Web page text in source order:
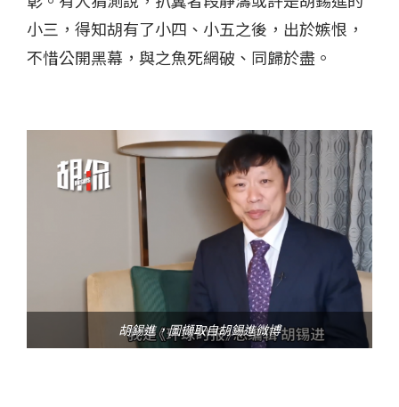
小三，得知胡有了小四、小五之後，出於嫉恨，
不惜公開黑幕，與之魚死網破、同歸於盡。
胡錫進，圖擷取自胡錫進微博